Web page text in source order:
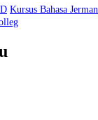
Kursus Bahasa Jerman